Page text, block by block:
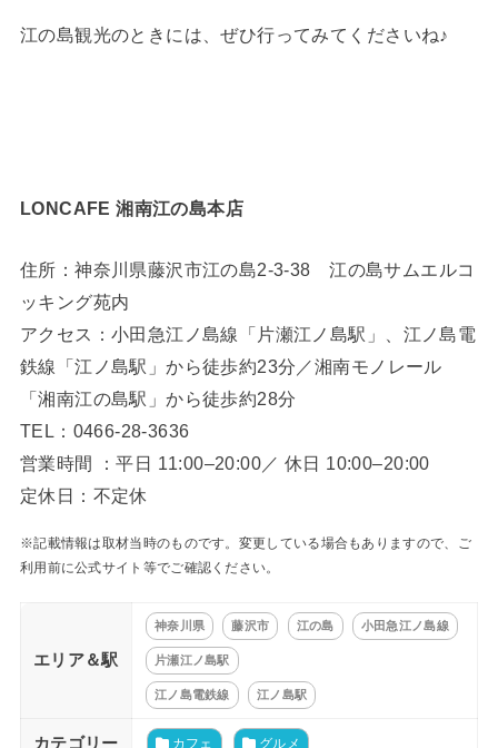
江の島観光のときには、ぜひ行ってみてくださいね♪
LONCAFE 湘南江の島本店
住所：神奈川県藤沢市江の島2-3-38 江の島サムエルコ
ッキング苑内
アクセス：小田急江ノ島線「片瀬江ノ島駅」、江ノ島電
鉄線「江ノ島駅」から徒歩約23分／湘南モノレール
「湘南江の島駅」から徒歩約28分
TEL：0466-28-3636
営業時間 ：平日 11:00–20:00／ 休日 10:00–20:00
定休日：不定休
※記載情報は取材当時のものです。変更している場合もありますので、ご
利用前に公式サイト等でご確認ください。
エリア＆駅
神奈川県 藤沢市 江の島 小田急江ノ島線
片瀬江ノ島駅
江ノ島電鉄線 江ノ島駅
カテゴリー カフェ グルメ